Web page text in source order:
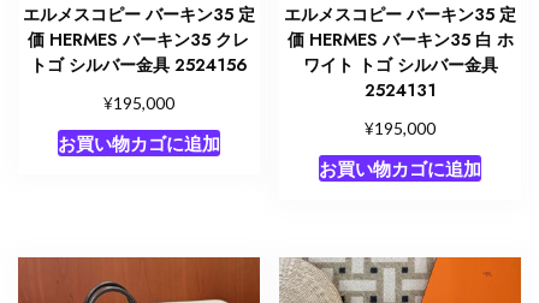
エルメスコピー バーキン35 定
価 HERMES バーキン35 クレ
トゴ シルバー金具 2524156
¥195,000
お買い物カゴに追加
エルメスコピー バーキン35 定
価 HERMES バーキン35 白 ホ
ワイト トゴ シルバー金具
2524131
¥195,000
お買い物カゴに追加